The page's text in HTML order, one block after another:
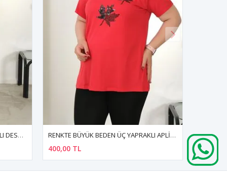
RENKTE BÜYÜK BEDEN ÜÇ YAPRAKLI APLİKELİ KIRMIZI BLUZ RENKTE BÜYÜK BEDEN OMUZLARI PENCERELİ KOLLARI TAŞLI SAKS BLUZ
400,00 TL 400,00